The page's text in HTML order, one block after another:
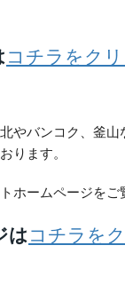
コチラをク
やバンコク、釜
ります。
ホームページをご
はコチラを